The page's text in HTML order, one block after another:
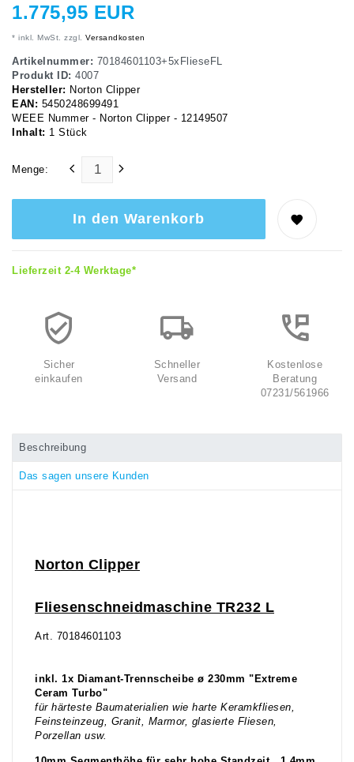
1.775,95 EUR
* inkl. MwSt. zzgl. Versandkosten
Artikelnummer: 70184601103+5xFlieseFL
Produkt ID: 4007
Hersteller: Norton Clipper
EAN: 5450248699491
WEEE Nummer - Norton Clipper - 12149507
Inhalt: 1 Stück
Menge:
In den Warenkorb
Lieferzeit 2-4 Werktage*
Sicher
einkaufen
Schneller
Versand
Kostenlose
Beratung
07231/561966
Beschreibung
Das sagen unsere Kunden
Norton Clipper
Fliesenschneidmaschine TR232 L
Art. 70184601103
inkl. 1x Diamant-Trennscheibe ø 230mm "Extreme
Ceram Turbo"
für härteste Baumaterialien wie harte Keramkfliesen,
Feinsteinzeug, Granit, Marmor, glasierte Fliesen,
Porzellan usw.